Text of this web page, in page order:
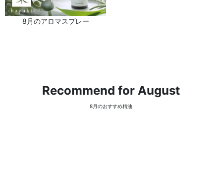
8月のアロマスプレー
Recommend for August
8月のおすすめ精油